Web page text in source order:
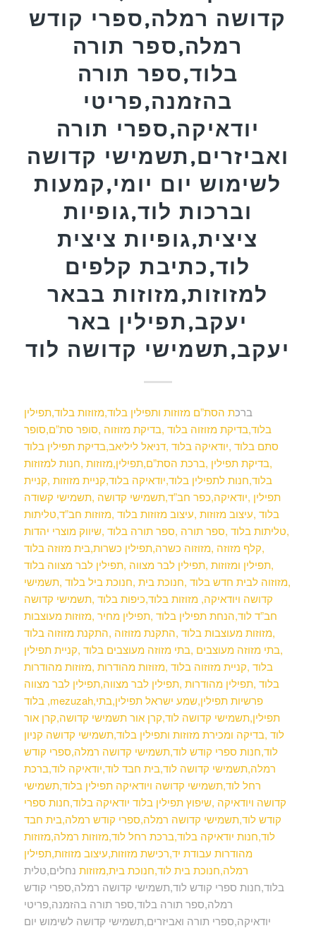
קדושה רמלה,ספרי קודש
רמלה,ספר תורה
בלוד,ספר תורה
בהזמנה,פריטי
יודאיקה,ספרי תורה
ואביזרים,תשמישי קדושה
לשימוש יום יומי,קמעות
וברכות לוד,גופיות
ציצית,גופיות ציצית
לוד,כתיבת קלפים
למזוזות,מזוזות בבאר
יעקב,תפילין באר
יעקב,תשמישי קדושה לוד
ברכת הסת”ם מזוזות ותפילין בלוד,מזוזות בלוד,תפילין
בלוד,בדיקת מזוזוה בלוד ,בדיקת מזוזוה ,סופר סת”ם,סופר
סתם בלוד ,יודאיקה בלוד ,דניאל ליליאב,בדיקת תפילין בלוד
,בדיקת תפילין ,ברכת הסת”ם,תפילין,מזוזות ,חנות למזוזות
בלוד,חנות לתפילין בלוד,יודאיקה בלוד,קניית מזוזות ,קניית
תפילין ,יודאיקה,כפר חב”ד,תשמישי קדושה ,תשמישי קשודה
בלוד ,עיצוב מזוזות ,עיצוב מזוזות בלוד ,מזוזות חב”ד,טליתות
,טליתות בלוד ,ספר תורה ,ספר תורה בלוד ,שיווק מוצרי יהדות
,קלף מזוזה ,מזוזוה כשרה,תפילין כשרות,בית מזוזהבלוד
,תפילין ומזוזות ,תפילין לבר מצווה ,תפילין לבר מצווה בלוד
,מזוזוה לבית חדש בלוד ,חנוכת בית ,חנוכת ביל בלוד ,תשמישי
קדושה ויודאיקה, מזוזות בלוד,כיפות בלוד ,תשמישי קדושה
חב”ד לוד,הנחת תפילין בלוד ,תפילין מחיר ,מזוזות מעוצבות
,מזוזות מעוצבות בלוד ,התקנת מזוזוה ,התקנת מזוזוה בלוד
,בתי מזוזה מעוצבים ,בתי מזוזה מעוצבים בלוד ,קניית תפילין
בלוד ,קניית מזוזוה בלוד ,מזוזות מהודרות ,מזוזות מהודרות
בלוד ,תפילין מהודרות ,תפילין לבר מצווה,תפילין לבר מצווה
בלוד ,mezuzah,פרשיות תפילין,שמע ישראל תפילין,בתי
תפילין,תשמישי קדושה לוד,קרן אור תשמישי קדושה,קרן אור
לוד ,בדיקה ומכירת מזוזות ותפילין בלוד,תשמישי קדושה קניון
לוד,חנות ספרי קודש לוד,תשמישי קדושה רמלה,ספרי קודש
רמלה,תשמישי קדושה לוד,בית חבד לוד,יודאיקה לוד,ברכת
רחל לוד,תשמישי קדושה ויודאיקה תפילין בלוד,תשמישי
קדושה ויודאיקה ,שיפוץ תפילין בלוד יודאיקה בלוד,חנות ספרי
קודש לוד,תשמישי קדושה רמלה,ספרי קודש רמלה,בית חבד
לוד,חנות יודאיקה בלוד,ברכת רחל לוד,מזוזות רמלה,מזוזות
מהודרות עבודת יד,רכישת מזוזות,עיצוב מזוזות,תפילין
רמלה,חנוכת בית לוד,חנוכת בית,מזוזות נחלים,טלית
בלוד,חנות ספרי קודש לוד,תשמישי קדושה רמלה,ספרי קודש
רמלה,ספר תורה בלוד,ספר תורה בהזמנה,פריטי
יודאיקה,ספרי תורה ואביזרים,תשמישי קדושה לשימוש יום